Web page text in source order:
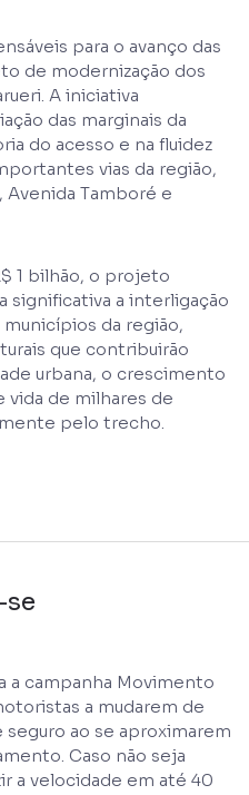
para o avanço das
de modernização dos
A iniciativa
das marginais da
do acesso e na fluidez
vias da região,
Avenida Tamboré e
1 bilhão, o projeto
a interligação
da região,
que contribuirão
urbana, o crescimento
vida de milhares de
pelo trecho.
a campanha Movimento
a mudarem de
ao se aproximarem
Caso não seja
a velocidade em até 40